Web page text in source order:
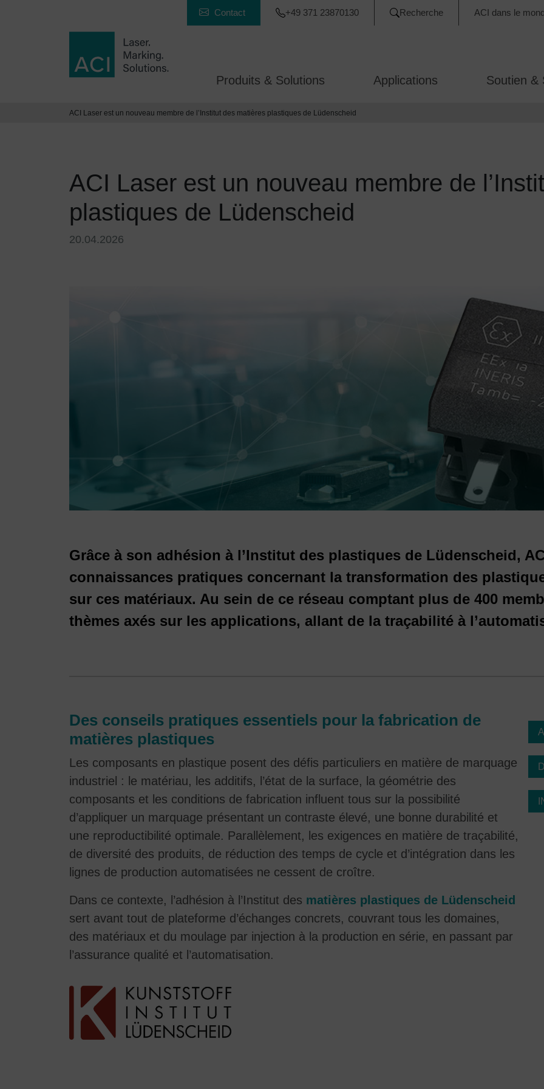
Contact +49 371 23870130 Recherche ACI dans le
Produits & Solutions Applications Soutien &
ACI Laser est un nouveau membre de l’Institut des matières plastiques de Lüdenscheid
ACI Laser est un nouveau membre de
plastiques de Lüdenscheid
20.04.2026
Grâce à son adhésion à l’Institut des plastiques de Lüdenscheid,
connaissances pratiques concernant la transformation des
sur ces matériaux. Au sein de ce réseau comptant plus de 400
thèmes axés sur les applications, allant de la traçabilité à
Des conseils pratiques essentiels pour la fabrication de
matières plastiques
Les composants en plastique posent des défis particuliers en matière de marquage
industriel : le matériau, les additifs, l’état de la surface, la géométrie des
composants et les conditions de fabrication influent tous sur la possibilité
d’appliquer un marquage présentant un contraste élevé, une bonne durabilité et
une reproductibilité optimale. Parallèlement, les exigences en matière de traçabilité,
de diversité des produits, de réduction des temps de cycle et d’intégration dans les
lignes de production automatisées ne cessent de croître.
Dans ce contexte, l’adhésion à l’Institut des matières plastiques de Lüdenscheid
sert avant tout de plateforme d’échanges concrets, couvrant tous les domaines,
des matériaux et du moulage par injection à la production en série, en passant par
l’assurance qualité et l’automatisation.